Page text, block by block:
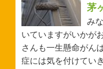
茅
み
いていますがいかが
さんも一生懸命がん
症には気を付けてい